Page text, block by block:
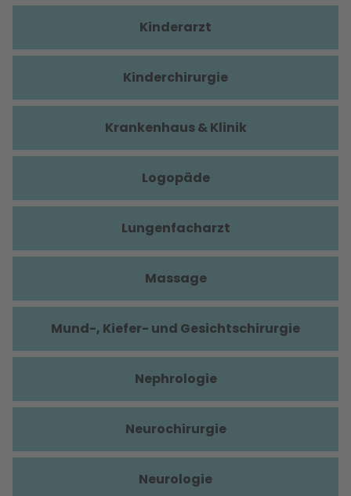
Kinderarzt
Kinderchirurgie
Krankenhaus & Klinik
Logopäde
Lungenfacharzt
Massage
Mund-, Kiefer- und Gesichtschirurgie
Nephrologie
Neurochirurgie
Neurologie